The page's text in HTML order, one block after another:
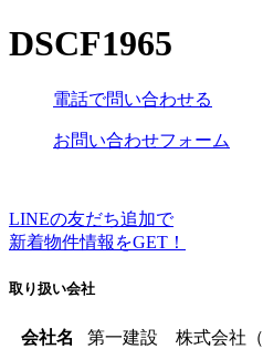
DSCF1965
電話で問い合わせる
お問い合わせフォーム
LINEの友だち追加で
新着物件情報をGET！
取り扱い会社
会社名 第一建設 株式会社（